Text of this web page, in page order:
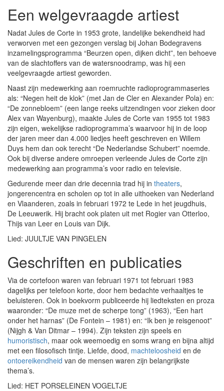
Een welgevraagde artiest
Nadat Jules de Corte in 1953 grote, landelijke bekendheid had
verworven met een gezongen verslag bij Johan Bodegravens
inzamelingsprogramma “Beurzen open, dijken dicht”, ten behoeve
van de slachtoffers van de watersnoodramp, was hij een
veelgevraagde artiest geworden.
Naast zijn medewerking aan roemruchte radioprogrammaseries
als: “Negen heit de klok” (met Jan de Cler en Alexander Pola) en:
“De zonnebloem” (een lange reeks uitzendingen voor zieken door
Alex van Wayenburg), maakte Jules de Corte van 1955 tot 1983
zijn eigen, wekelijkse radioprogramma’s waarvoor hij in de loop
der jaren meer dan 4.000 liedjes heeft geschreven en Willem
Duys hem dan ook terecht “De Nederlandse Schubert” noemde.
Ook bij diverse andere omroepen verleende Jules de Corte zijn
medewerking aan programma’s voor radio en televisie.
Gedurende meer dan drie decennia trad hij in theaters,
jongerencentra en scholen op tot in alle uithoeken van Nederland
en Vlaanderen, zoals in februari 1972 te Lede in het jeugdhuis,
De Leeuwerik. Hij bracht ook platen uit met Rogier van Otterloo,
Thijs van Leer en Louis van Dijk.
Lied: JUULTJE VAN PINGELEN
Geschriften en publicaties
Via de cortefoon waren van februari 1971 tot februari 1983
dagelijks per telefoon korte, door hem bedachte verhaaltjes te
beluisteren. Ook in boekvorm publiceerde hij liedteksten en proza
waaronder: “De muze met de scherpe tong” (1963), “Een hart
onder het harnas” (De Fontein – 1981) en: “Ik ben je reisgenoot”
(Nijgh & Van Ditmar – 1994). Zijn teksten zijn speels en
humoristisch, maar ook weemoedig en soms wrang en bijna altijd
met een filosofisch tintje. Liefde, dood, machteloosheid en de
ontoereikendheid van de mensen waren zijn belangrijkste
thema’s.
Lied: HET PORSELEINEN VOGELTJE